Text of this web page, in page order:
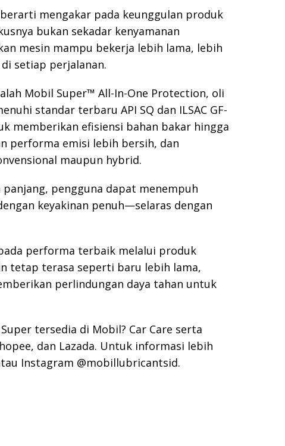
mengakar pada keunggulan produk
bukan sekadar kenyamanan
mesin mampu bekerja lebih lama, lebih
setiap perjalanan.
Mobil Super™ All-In-One Protection, oli
standar terbaru API SQ dan ILSAC GF-
memberikan efisiensi bahan bakar hingga
performa emisi lebih bersih, dan
maupun hybrid.
pengguna dapat menempuh
keyakinan penuh—selaras dengan
performa terbaik melalui produk
tetap terasa seperti baru lebih lama,
perlindungan daya tahan untuk
tersedia di Mobil? Car Care serta
dan Lazada. Untuk informasi lebih
Instagram @mobillubricantsid.